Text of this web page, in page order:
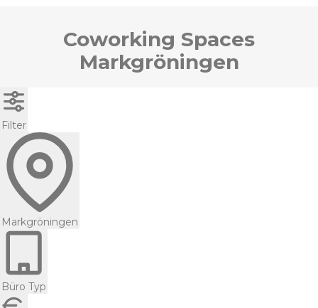
Coworking Spaces
Markgröningen
Filter
Markgröningen
Büro Typ